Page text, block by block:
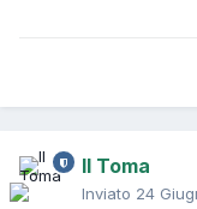
Il Toma
Inviato 24